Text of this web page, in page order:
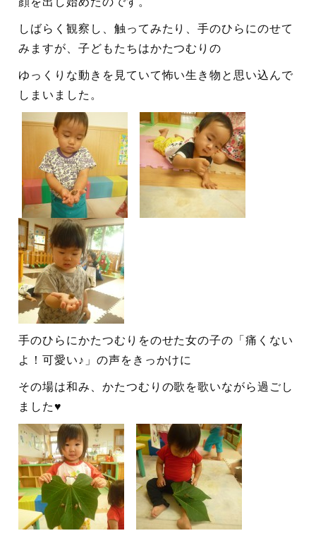
しばらく観察し、触ってみたり、手のひらにのせて
みますが、子どもたちはかたつむりの
ゆっくりな動きを見ていて怖い生き物と思い込んで
しまいました。
手のひらにかたつむりをのせた女の子の「痛くない
よ！可愛い♪」の声をきっかけに
その場は和み、かたつむりの歌を歌いながら過ごし
ました♥